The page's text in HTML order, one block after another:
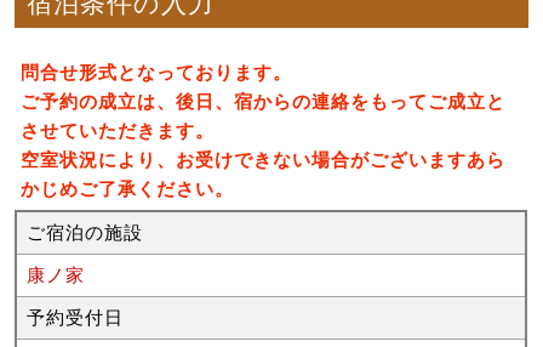
問合せ形式となっております。
ご予約の成立は、後日、宿からの連絡をもってご成立と
させていただきます。
空室状況により、お受けできない場合がございますあら
かじめご了承ください。
ご宿泊の施設
康ノ家
予約受付日